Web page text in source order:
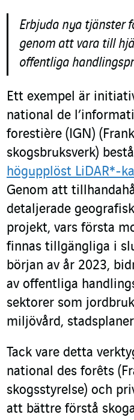
Erbjuda nya tjänster
genom att vara till
offentliga
Ett exempel är
national de
forestière (IGN)
skogsbruksverk)
högupplöst LiDAR*-
Genom att
detaljerade
projekt, vars första
finnas tillgängliga i
början av år 2023,
av offentliga
sektorer som
miljövård,
Tack vare detta
national des forêts
skogsstyrelse) och
att bättre förstå